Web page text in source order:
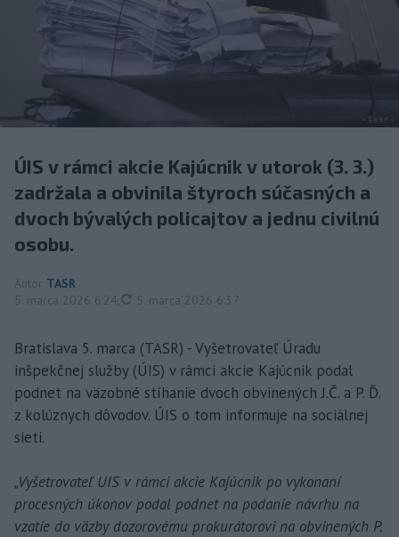
ÚIS v rámci akcie Kajúcnik v utorok (3. 3.)
zadržala a obvinila štyroch súčasných a
dvoch bývalých policajtov a jednu civilnú
osobu.
Autor TASR
5. marca 2026 6:24
aktualizované
5. marca 2026 6:37
Bratislava 5. marca (TASR) - Vyšetrovateľ Úradu
inšpekčnej služby (ÚIS) v rámci akcie Kajúcnik podal
podnet na väzobné stíhanie dvoch obvinených J.Č. a P. Ď.
z kolúznych dôvodov. ÚIS o tom informuje na sociálnej
sieti.
„Vyšetrovateľ UIS v rámci akcie Kajúcnik po vykonaní
procesných úkonov podal podnet na podanie návrhu na
vzatie do väzby dozorovému prokurátorovi na obvinených P.